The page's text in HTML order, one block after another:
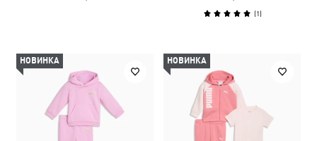
(1)
НОВИНКА НОВИНКА